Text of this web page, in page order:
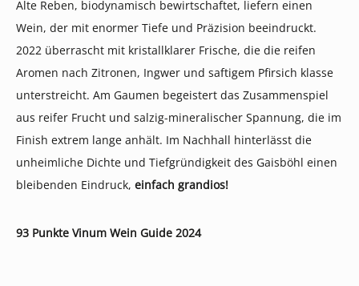
Alte Reben, biodynamisch bewirtschaftet, liefern einen
Wein, der mit enormer Tiefe und Präzision beeindruckt.
2022 überrascht mit kristallklarer Frische, die die reifen
Aromen nach Zitronen, Ingwer und saftigem Pfirsich klasse
unterstreicht. Am Gaumen begeistert das Zusammenspiel
aus reifer Frucht und salzig-mineralischer Spannung, die im
Finish extrem lange anhält. Im Nachhall hinterlässt die
unheimliche Dichte und Tiefgründigkeit des Gaisböhl einen
bleibenden Eindruck, einfach grandios!
93 Punkte Vinum Wein Guide 2024